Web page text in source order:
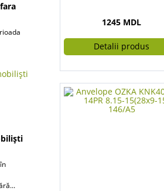
1245 MDL
Detalii produs